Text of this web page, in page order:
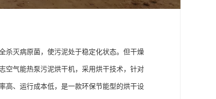
杀灭病原菌，使污泥处于稳定化状态。但干燥
空气能热泵污泥烘干机，采用烘干技术，针对
高、运行成本低，是一款环保节能型的烘干设